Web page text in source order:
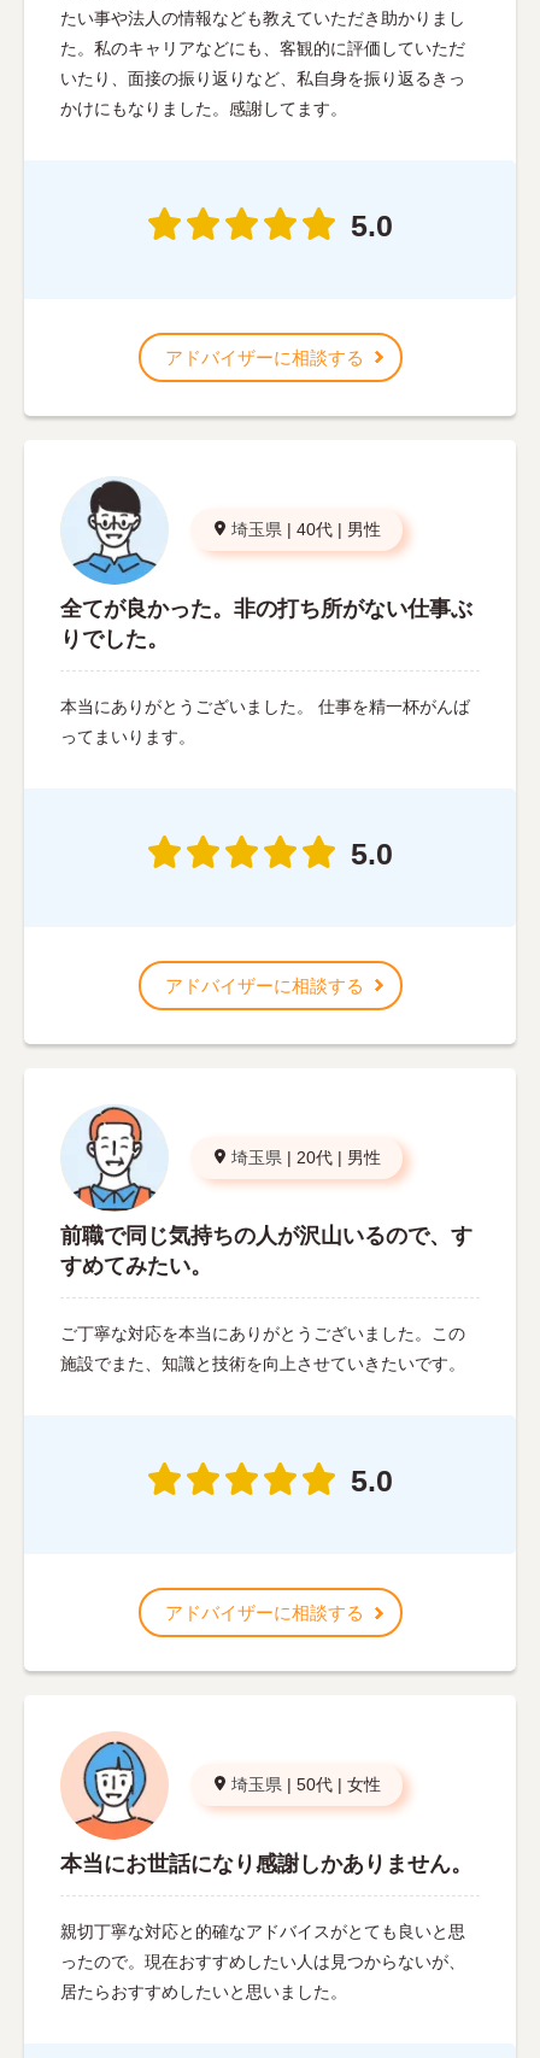
たい事や法人の情報なども教えていただき助かりまし
た。私のキャリアなどにも、客観的に評価していただ
いたり、面接の振り返りなど、私自身を振り返るきっ
かけにもなりました。感謝してます。
5.0
アドバイザーに相談する
埼玉県 | 40代 | 男性
全てが良かった。非の打ち所がない仕事ぶ
りでした。
本当にありがとうございました。 仕事を精一杯がんば
ってまいります。
5.0
アドバイザーに相談する
埼玉県 | 20代 | 男性
前職で同じ気持ちの人が沢山いるので、す
すめてみたい。
ご丁寧な対応を本当にありがとうございました。この
施設でまた、知識と技術を向上させていきたいです。
5.0
アドバイザーに相談する
埼玉県 | 50代 | 女性
本当にお世話になり感謝しかありません。
親切丁寧な対応と的確なアドバイスがとても良いと思
ったので。現在おすすめしたい人は見つからないが、
居たらおすすめしたいと思いました。